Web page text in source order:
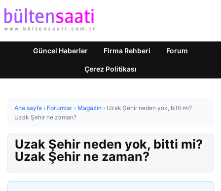
Güncel Haberler Firma Rehberi Forum
Çerez Politikası
Ana sayfa › Forumlar › Magazin › Uzak Şehir neden yok, bitti mi?
Uzak Şehir ne zaman?
Uzak Şehir neden yok, bitti mi?
Uzak Şehir ne zaman?